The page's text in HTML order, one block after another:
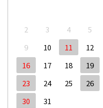
2
3 4 5
9
10 11 12
16
17 18 19
23
24 25 26
30
31